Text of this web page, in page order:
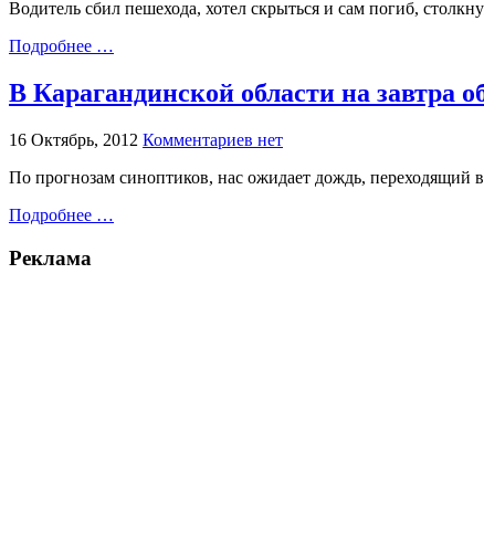
Водитель сбил пешехода, хотел скрыться и сам погиб,
Подробнее …
В Карагандинской области на завтра
16 Октябрь, 2012 Комментариев нет
По прогнозам синоптиков, нас ожидает дождь, переходящий в
Подробнее …
Реклама